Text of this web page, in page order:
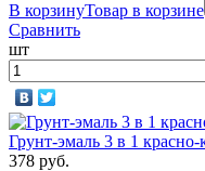
В корзинуТовар в корзине
Сравнить
шт
Грунт-эмаль 3 в 1
378 руб.